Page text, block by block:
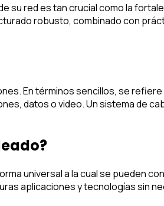
su red es tan crucial como la
robusto, combinado con
En términos sencillos, se
datos o video. Un sistema de
universal a la cual se pueden
aplicaciones y tecnologías sin